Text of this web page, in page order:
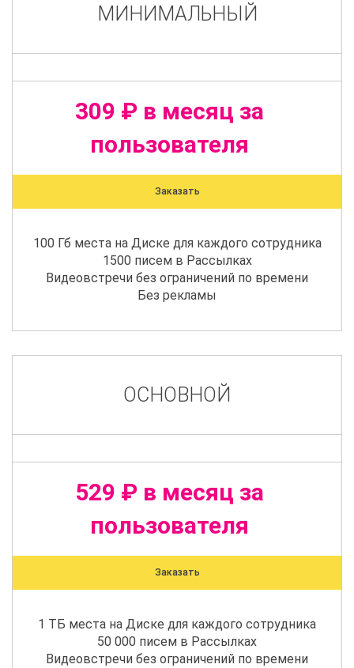
МИНИМАЛЬНЫЙ
309 ₽ в месяц за
пользователя
Заказать
100 Гб места на Диске для каждого сотрудника
1500 писем в Рассылках
Видеовстречи без ограничений по времени
Без рекламы
ОСНОВНОЙ
529 ₽ в месяц за
пользователя
Заказать
1 ТБ места на Диске для каждого сотрудника
50 000 писем в Рассылках
Видеовстречи без ограничений по времени